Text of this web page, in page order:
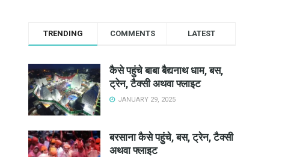
TRENDING COMMENTS LATEST
कैसे पहुंचे बाबा बैद्यनाथ धाम, बस,
ट्रेन, टैक्सी अथवा फ्लाइट
JANUARY 29, 2025
बरसाना कैसे पहुंचे, बस, ट्रेन, टैक्सी
अथवा फ्लाइट